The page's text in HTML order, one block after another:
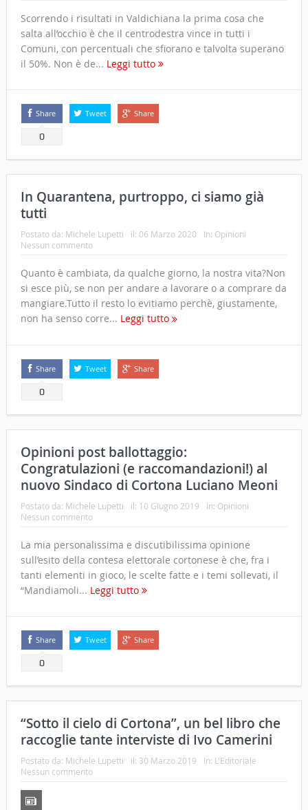
Scorrendo i risultati in Valdichiana la prima cosa che
salta all’occhio è che il centrodestra vince in tutti i
Comuni, con percentuali che sfiorano e talvolta superano
il 50%. Non è de... Leggi tutto
Share
0
Tweet Share
In Quarantena, purtroppo, ci siamo già
tutti
Postato da: Michele Lupetti il: 06 Marzo 2020 In: Opinioni
Nessun commento
Quanto è cambiata, da qualche giorno, la nostra vita?Non
si esce più, se non per andare a lavorare o a comprare da
mangiare.Tutto il resto lo evitiamo perchè, giustamente,
non ha senso corre... Leggi tutto
Share
0
Tweet Share
Opinioni post ballottaggio:
Congratulazioni (e raccomandazioni!) al
nuovo Sindaco di Cortona Luciano Meoni
Postato da: Michele Lupetti il: 10 Giugno 2019 In: Opinioni
Nessun commento
La mia personalissima e discutibilissima opinione
sull’esito della contesa elettorale cortonese è che, fra i
tanti elementi in gioco, le scelte fatte e i temi sollevati, il
“Mandiamoli... Leggi tutto
Share
0
Tweet Share
“Sotto il cielo di Cortona”, un bel libro che
raccoglie tante interviste di Ivo Camerini
Postato da: Michele Lupetti il: 30 Marzo 2019 In: L'Editoriale
Nessun commento